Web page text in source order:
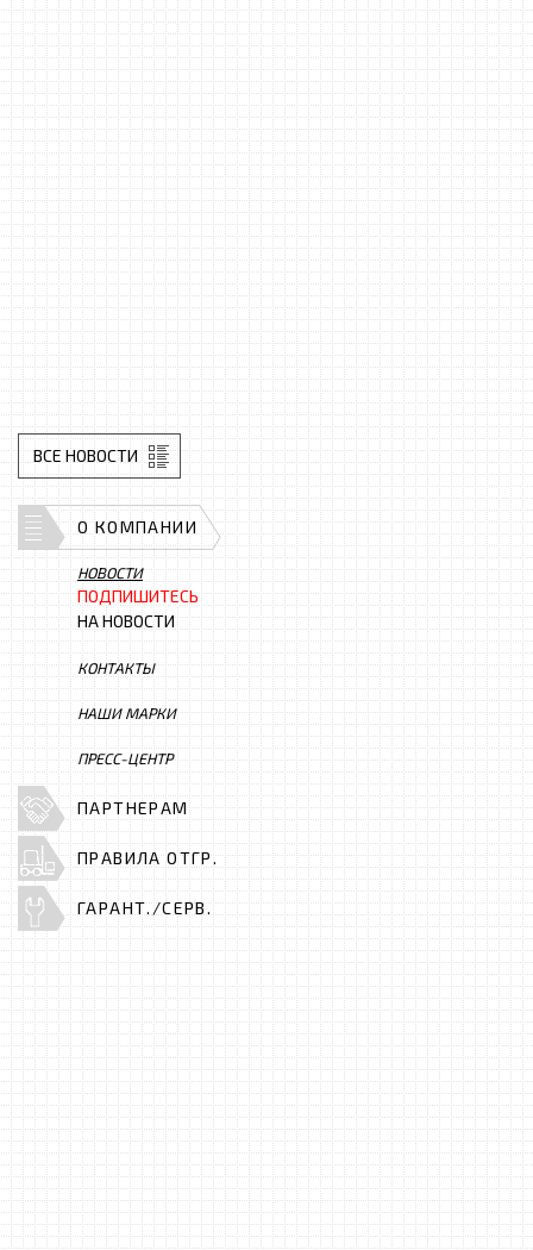
ВСЕ НОВОСТИ
О КОМПАНИИ
НОВОСТИ
ПОДПИШИТЕСЬ
НА НОВОСТИ
КОНТАКТЫ
НАШИ МАРКИ
ПРЕСС-ЦЕНТР
ПАРТНЕРАМ
ПРАВИЛА ОТГР.
ГАРАНТ./СЕРВ.